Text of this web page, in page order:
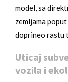
model, sa
zemljama
doprineo rastu
Uticaj
vozila i